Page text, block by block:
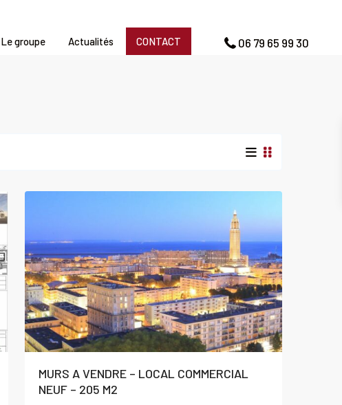
Le groupe Actualités CONTACT 06 79 65 99 30
MURS A VENDRE – LOCAL COMMERCIAL
NEUF – 205 M2